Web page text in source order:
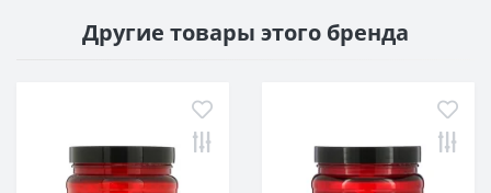
Другие товары этого бренда